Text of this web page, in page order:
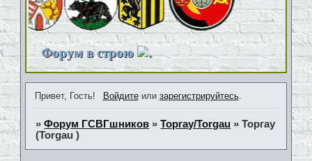
Форум в строю .
Привет, Гость! Войдитеили зарегистрируйтесь.
»Форум ГСВГшников »Торгау/Torgau »Торгау
(Torgau )